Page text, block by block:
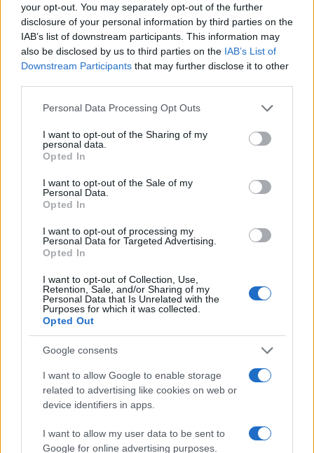
your opt-out. You may separately opt-out of the further
disclosure of your personal information by third parties on the
IAB’s list of downstream participants. This information may
also be disclosed by us to third parties on the IAB’s List of
Downstream Participants that may further disclose it to other
Please note that this website/app uses one or more Google
not limited to your visit or usage behaviour. You may click to
grant or deny consent to Google and its third-party tags to
use your data for below specified purposes in below Google
consent section.
Personal Data Processing Opt Outs
I want to opt-out of the Sharing of my
personal data.
Opted In
I want to opt-out of the Sale of my
Personal Data.
Opted In
I want to opt-out of processing my
Personal Data for Targeted Advertising.
Opted In
I want to opt-out of Collection, Use,
Retention, Sale, and/or Sharing of my
Personal Data that Is Unrelated with the
Purposes for which it was collected.
Opted Out
Google consents
I want to allow Google to enable storage
related to advertising like cookies on web or
device identifiers in apps.
I want to allow my user data to be sent to
Google for online advertising purposes.
Media
AKYLAS
EUROVISION 2026
Share:
Ακολουθήστε το Νewsit.gr στοGoogle Newsκαι
ενημερωθείτε πρώτοι για όλη την ειδησεογραφία και τα
τελευταία νέατης ημέρας
Πιο δημοφιλή
Marfin: Η 46χρονη πήρε προθεσμία για να
απολογηθεί την Τρίτη – «Είναι αθώα,
συμμετείχε στη διαδήλωση όπως και
100.000 άτομα»
Σέρρες: Βίντεο ντοκουμέντο από το
τροχαίο με νεκρούς μητέρα και γιο – Ο
οδηγός του φορτηγού κατέγραψε τη
σύγκρουση
Λένα Σαμαρά: Συγκίνηση στο μνημόσυνο
για τον έναν χρόνο από τον θάνατο της
κόρης του Αντώνη Σαμαρά
Γερμανία: Συνελήφθη 31χρονος για τρεις
ανθρωποκτονίες μελών της greek mafia
Έφυγε από τη ζωή η Χριστίνα Πιτουρά,
πρώην σύζυγος του Βασίλη Χιώτη